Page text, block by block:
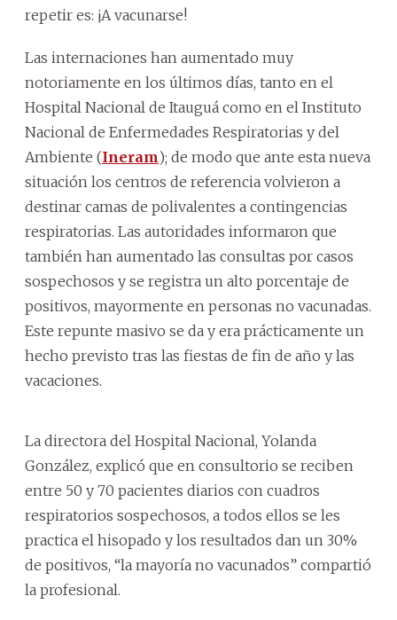
repetir es: ¡A vacunarse!
Las internaciones han aumentado muy
notoriamente en los últimos días, tanto en el
Hospital Nacional de Itauguá como en el Instituto
Nacional de Enfermedades Respiratorias y del
Ambiente (Ineram); de modo que ante esta nueva
situación los centros de referencia volvieron a
destinar camas de polivalentes a contingencias
respiratorias. Las autoridades informaron que
también han aumentado las consultas por casos
sospechosos y se registra un alto porcentaje de
positivos, mayormente en personas no vacunadas.
Este repunte masivo se da y era prácticamente un
hecho previsto tras las fiestas de fin de año y las
vacaciones.
La directora del Hospital Nacional, Yolanda
González, explicó que en consultorio se reciben
entre 50 y 70 pacientes diarios con cuadros
respiratorios sospechosos, a todos ellos se les
practica el hisopado y los resultados dan un 30%
de positivos, “la mayoría no vacunados” compartió
la profesional.